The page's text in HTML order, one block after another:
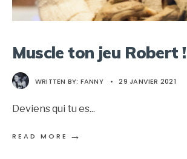
Muscle ton jeu Robert !
WRITTEN BY: FANNY • 29 JANVIER 2021
Deviens qui tu es...
READ MORE →